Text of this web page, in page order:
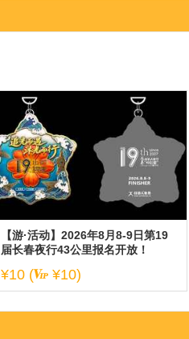
【游·活动】2026年8月8-9日第19
届长春夜行43公里报名开放！
¥10 ( ¥10)